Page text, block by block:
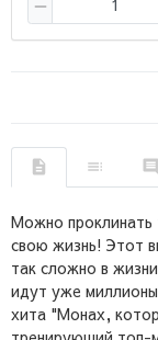
Можно проклинать
свою жизнь! Этот
так сложно в
идут уже
хита "Монах,